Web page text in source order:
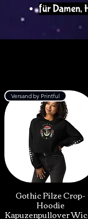
für Damen,
Versand by Printful
Gothic Pilze Crop-
Hoodie
Kapuzenpullover